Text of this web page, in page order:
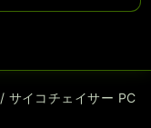
/ サイコチェイサー PC